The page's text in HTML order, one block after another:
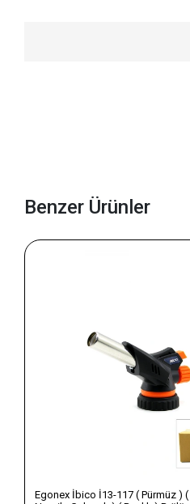
Benzer Ürünler
Egonex İbico İ13-117 ( Pürmüz ) (